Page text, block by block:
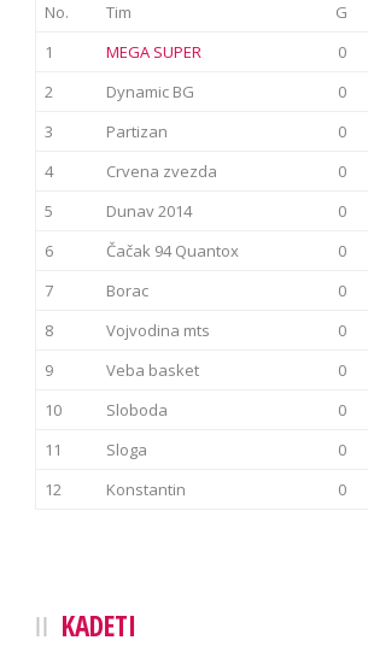
No. Tim G
1
MEGA SUPER 0
2
Dynamic BG 0
3
Partizan 0
4
Crvena zvezda 0
5
Dunav 2014 0
6
Čačak 94 Quantox 0
7
Borac 0
8
Vojvodina mts 0
9
Veba basket 0
10
Sloboda 0
11
Sloga 0
12
Konstantin 0
KADETI